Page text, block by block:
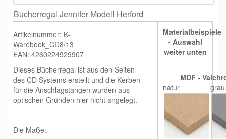
Bücherregal Jennifer Modell Herford
Artikelnummer: K-
Warebook_CD8/13
EAN: 4260224929907
Dieses Bücherregal ist aus den Seiten
des CD Systems erstellt und die Kerben
für die Anschlagstangen wurden aus
optischen Gründen hier nicht angelegt.
Die Maße:
Materialbeispiele
- Auswahl
weiter unten
MDF -
natur
grau